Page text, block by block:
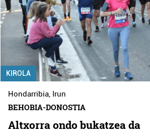
KIROLA
Hondarribia, Irun
BEHOBIA-DONOSTIA
Altxorra ondo bukatzea da